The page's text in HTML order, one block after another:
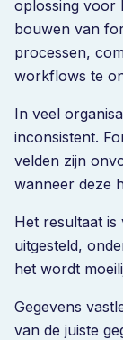
oplossing voor
bouwen van
processen,
workflows te
In veel
inconsistent.
velden zijn
wanneer deze
Het resultaat is
uitgesteld,
het wordt
Gegevens
van de juiste